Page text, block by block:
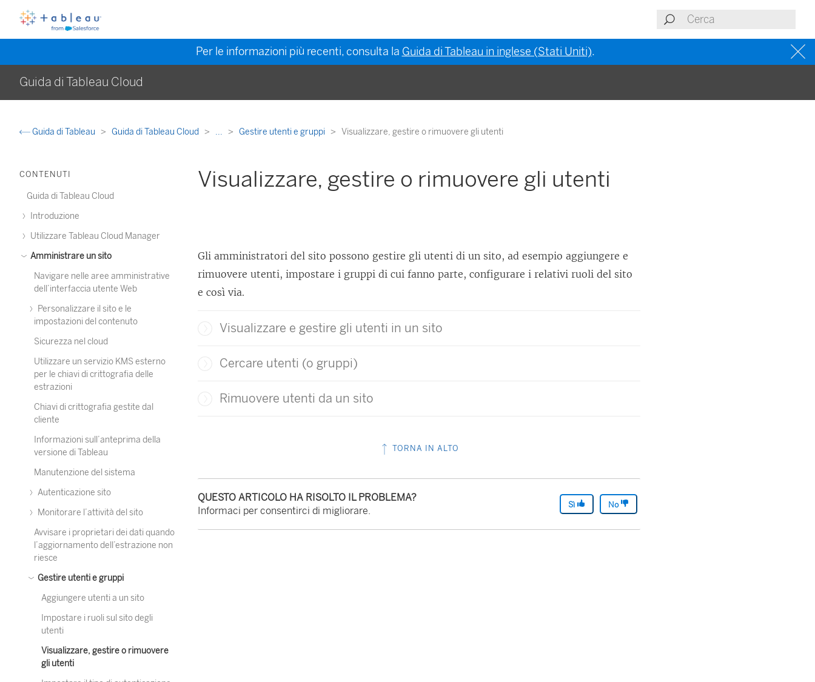
Per le informazioni più recenti, consulta la Guida di Tableau in inglese (Stati Uniti).
Guida di Tableau Cloud
Guida di Tableau Guida di Tableau Cloud ... Gestire utenti e gruppi Visualizzare, gestire o rimuovere gli utenti
CONTENUTI
Guida di Tableau Cloud
Introduzione
Utilizzare Tableau Cloud Manager
Amministrare un sito
Navigare nelle aree amministrative
dell’interfaccia utente Web
Personalizzare il sito e le
impostazioni del contenuto
Sicurezza nel cloud
Utilizzare un servizio KMS esterno
per le chiavi di crittografia delle
estrazioni
Chiavi di crittografia gestite dal
cliente
Informazioni sull’anteprima della
versione di Tableau
Manutenzione del sistema
Autenticazione sito
Monitorare l’attività del sito
Avvisare i proprietari dei dati quando
l’aggiornamento dell’estrazione non
riesce
Gestire utenti e gruppi
Aggiungere utenti a un sito
Impostare i ruoli sul sito degli
utenti
Visualizzare, gestire o rimuovere
gli utenti
Visualizzare, gestire o rimuovere gli utenti
Gli amministratori del sito possono gestire gli utenti di un sito, ad esempio aggiungere e
rimuovere utenti, impostare i gruppi di cui fanno parte, configurare i relativi ruoli del sito
e così via.
Visualizzare e gestire gli utenti in un sito
Cercare utenti (o gruppi)
Rimuovere utenti da un sito
TORNA IN ALTO
QUESTO ARTICOLO HA RISOLTO IL PROBLEMA?
Informaci per consentirci di migliorare.
Sì No